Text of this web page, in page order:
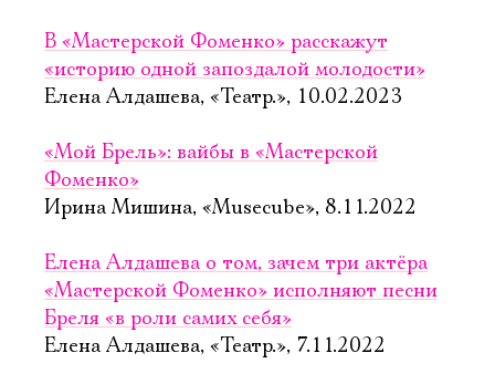
В «Мастерской Фоменко» расскажут
«историю одной запоздалой молодости»
Елена Алдашева, «Театр.», 10.02.2023
«Мой Брель»: вайбы в «Мастерской
Фоменко»
Ирина Мишина, «Musecube», 8.11.2022
Елена Алдашева о том, зачем три актёра
«Мастерской Фоменко» исполняют песни
Бреля «в роли самих себя»
Елена Алдашева, «Театр.», 7.11.2022